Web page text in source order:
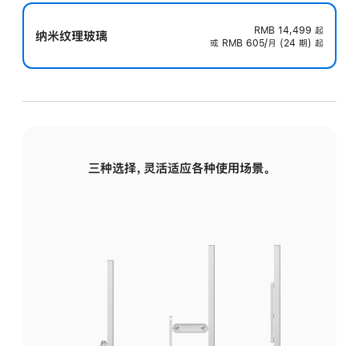
纳米纹理玻璃 RMB 14,499 起
或 RMB 605/月 (24 期) 起
三种选择，灵活适应各种使用场景。